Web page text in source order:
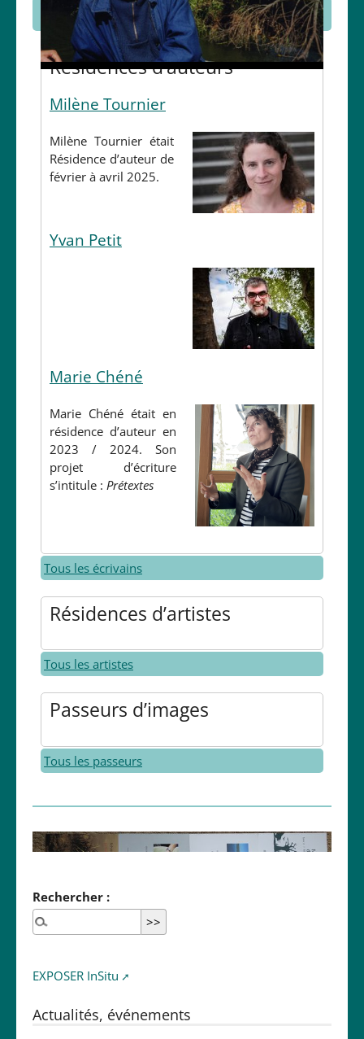
Projets en cours
Résidences d’auteurs
Milène Tournier
Milène Tournier était
Résidence d’auteur de
février à avril 2025.
Yvan Petit
Marie Chéné
Marie Chéné était en
résidence d’auteur en
2023 / 2024. Son
projet d’écriture
s’intitule : Prétextes
Tous les écrivains
Résidences d’artistes
Tous les artistes
Passeurs d’images
Tous les passeurs
Rechercher :
EXPOSER InSitu
Actualités, événements